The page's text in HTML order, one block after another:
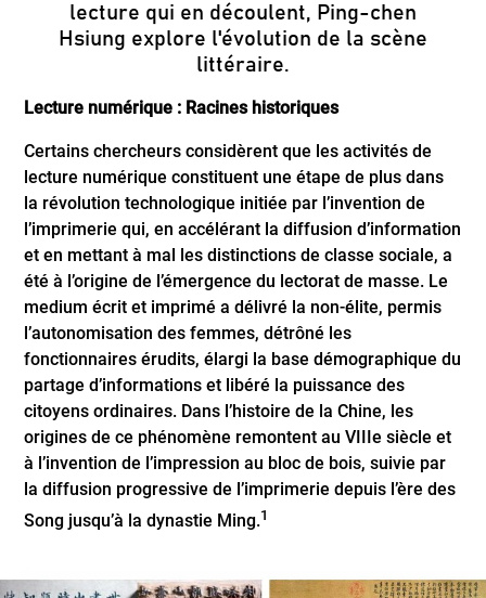
lecture qui en découlent, Ping-chen
Hsiung explore l'évolution de la scène
littéraire.
Lecture numérique : Racines historiques
Certains chercheurs considèrent que les activités de
lecture numérique constituent une étape de plus dans
la révolution technologique initiée par l’invention de
l’imprimerie qui, en accélérant la diffusion d’information
et en mettant à mal les distinctions de classe sociale, a
été à l’origine de l’émergence du lectorat de masse. Le
medium écrit et imprimé a délivré la non-élite, permis
l’autonomisation des femmes, détrôné les
fonctionnaires érudits, élargi la base démographique du
partage d’informations et libéré la puissance des
citoyens ordinaires. Dans l’histoire de la Chine, les
origines de ce phénomène remontent au VIIIe siècle et
à l’invention de l’impression au bloc de bois, suivie par
la diffusion progressive de l’imprimerie depuis l’ère des
Song jusqu’à la dynastie Ming.1